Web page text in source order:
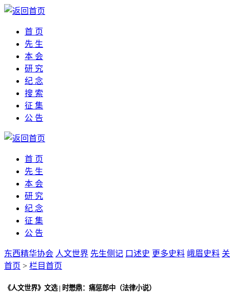
首 页
先 生
本 会
研 究
纪 念
搜 索
征 集
公 告
首 页
先 生
本 会
研 究
纪 念
征 集
公 告
东西精华协会 人文世界 先生侧记 口述史 更多史料 峨眉史料
首页 > 栏目首页
《人文世界》文选 | 时懋鼎：痛惩郎中（法律小说）